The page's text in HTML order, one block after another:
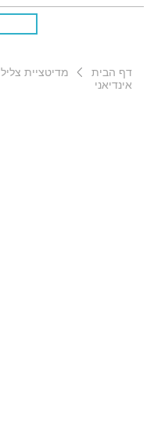
דף הבית מדיטציית
אינדיאני